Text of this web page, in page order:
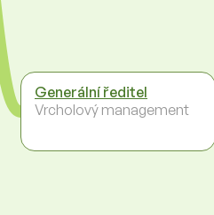
Generální ředitel
Vrcholový management